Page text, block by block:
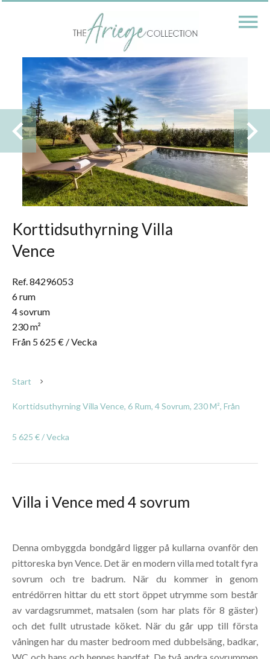
Korttidsuthyrning Villa
Vence
Ref. 84296053
6 rum
4 sovrum
230 m²
Från 5 625 € / Vecka
Start
Korttidsuthyrning Villa Vence, 6 Rum, 4 Sovrum, 230 M², Från
5 625 € / Vecka
Villa i Vence med 4 sovrum
Denna ombyggda bondgård ligger på kullarna ovanför den
pittoreska byn Vence. Det är en modern villa med totalt fyra
sovrum och tre badrum. När du kommer in genom
entrédörren hittar du ett stort öppet utrymme som består
av vardagsrummet, matsalen (som har plats för 8 gäster)
och det fullt utrustade köket. När du går upp till första
våningen har du master bedroom med dubbelsäng, badkar,